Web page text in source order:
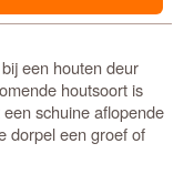
een houten deur
houtsoort is
schuine aflopende
dorpel een groef of